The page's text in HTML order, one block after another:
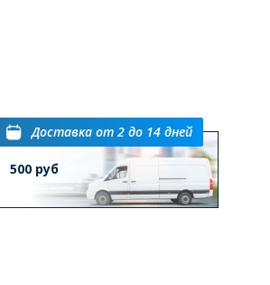
Перейти в раздел
500 руб
Доставка от 2 до 14 дней